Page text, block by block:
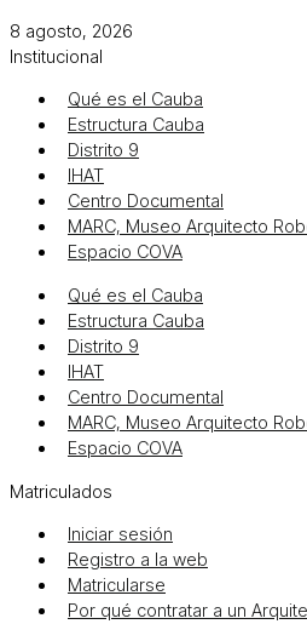
8 agosto, 2026
Institucional
Qué es el Cauba
Estructura Cauba
Distrito 9
IHAT
Centro Documental
MARC, Museo Arquitecto
Espacio COVA
Qué es el Cauba
Estructura Cauba
Distrito 9
IHAT
Centro Documental
MARC, Museo Arquitecto
Espacio COVA
Matriculados
Iniciar sesión
Registro a la web
Matricularse
Por qué contratar a un